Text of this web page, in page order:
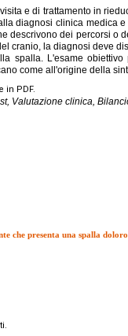
e di trattamento in
diagnosi clinica medica
descrivono dei percorsi o
cranio, la diagnosi deve
spalla. L'esame obiettivo
come all'origine della
in PDF.
Valutazione clinica,
che presenta una spalla